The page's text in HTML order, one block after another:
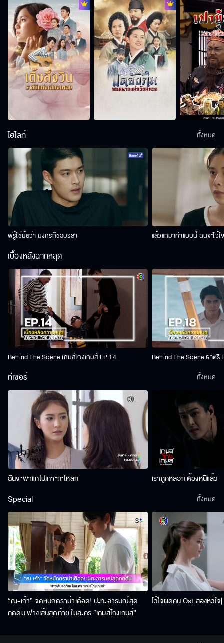
ไฮไลท์
พี่รู้ใช่มั้ยว่า มังกรก็ชอบริสา แล้วแกมาทำแบบนี้ ฉันจะไว้ใ
ทั้งหมด
เบื้องหลังฉากหลุด
Behind The Scene เกมส์โกงเกมส์ EP.14 Behind The Scene ธาตรี
ทีเซอร์
ฉันจะพาแกไปเกาะกะโหลก เราถูกหลอก ต้องหนีแล้ว
ทั้งหมด
Special
“ณ-เก้า” จัดหนักดราม่าเดือด! ปะทะอารมณ์สุด
กดดัน ฟางเส้นสุดท้าย ในละคร “เกมส์โกงเกมส์”
ไว้ใจผิดคน Ost.สองหัวใ
ทั้งหมด